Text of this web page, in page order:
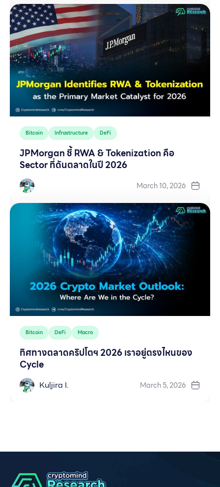
Bitcoin Infrastructure DeFi
JPMorgan ชี้ RWA & Tokenization คือ
Sector ที่ดันตลาดในปี 2026
March 10, 2026
Bitcoin DeFi Macro
ทิศทางตลาดคริปโตฯ 2026 เราอยู่ตรงไหนของ
Cycle
Kuljira I. March 5, 2026